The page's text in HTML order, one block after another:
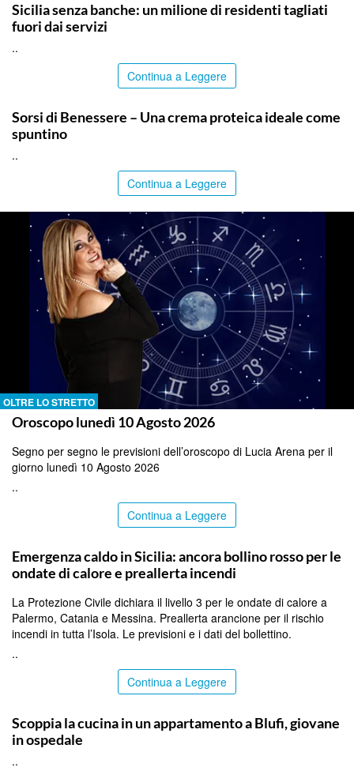
Sicilia senza banche: un milione di residenti tagliati
fuori dai servizi
..
Continua a Leggere
Sorsi di Benessere – Una crema proteica ideale come
spuntino
..
Continua a Leggere
OLTRE LO STRETTO
Oroscopo lunedì 10 Agosto 2026
Segno per segno le previsioni dell’oroscopo di Lucia Arena per il
giorno lunedì 10 Agosto 2026
..
Continua a Leggere
Emergenza caldo in Sicilia: ancora bollino rosso per le
ondate di calore e preallerta incendi
La Protezione Civile dichiara il livello 3 per le ondate di calore a
Palermo, Catania e Messina. Preallerta arancione per il rischio
incendi in tutta l’Isola. Le previsioni e i dati del bollettino.
..
Continua a Leggere
Scoppia la cucina in un appartamento a Blufi, giovane
in ospedale
..